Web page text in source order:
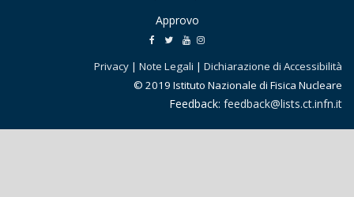
Approvo
Privacy | Note Legali | Dichiarazione di Accessibilità
© 2019 Istituto Nazionale di Fisica Nucleare
Feedback: feedback@lists.ct.infn.it